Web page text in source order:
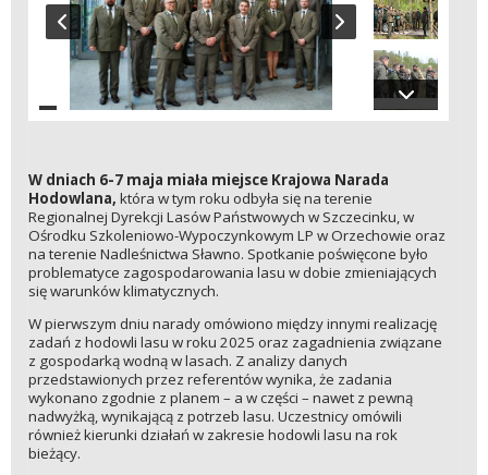
W dniach 6-7 maja miała miejsce Krajowa Narada
Hodowlana, która w tym roku odbyła się na terenie
Regionalnej Dyrekcji Lasów Państwowych w Szczecinku, w
Ośrodku Szkoleniowo-Wypoczynkowym LP w Orzechowie oraz
na terenie Nadleśnictwa Sławno. Spotkanie poświęcone było
problematyce zagospodarowania lasu w dobie zmieniających
się warunków klimatycznych.
W pierwszym dniu narady omówiono między innymi realizację
zadań z hodowli lasu w roku 2025 oraz zagadnienia związane
z gospodarką wodną w lasach. Z analizy danych
przedstawionych przez referentów wynika, że zadania
wykonano zgodnie z planem – a w części – nawet z pewną
nadwyżką, wynikającą z potrzeb lasu. Uczestnicy omówili
również kierunki działań w zakresie hodowli lasu na rok
bieżący.